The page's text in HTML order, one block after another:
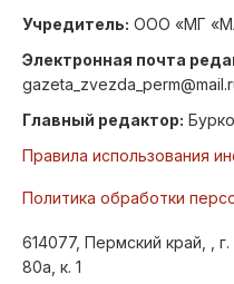
Учредитель: ООО «МГ
Электронная почта
Главный редактор:
Правила использования
Политика обработки
614077, Пермский край, ,
80а, к. 1